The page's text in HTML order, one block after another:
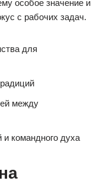
особое значение и
с рабочих задач.
для
между
командного духа